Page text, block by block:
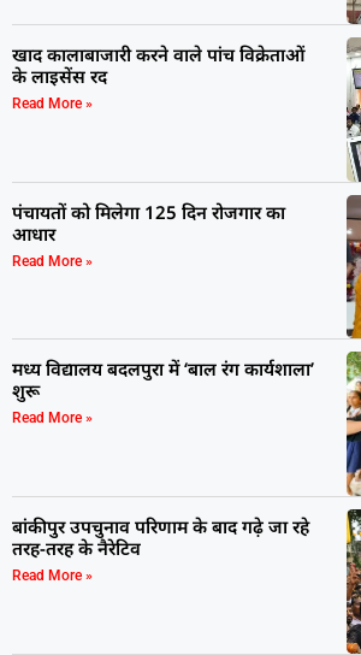
खाद कालाबाजारी करने वाले पांच विक्रेताओं
के लाइसेंस रद
Read More »
पंचायतों को मिलेगा 125 दिन रोजगार का
आधार
Read More »
मध्य विद्यालय बदलपुरा में ‘बाल रंग कार्यशाला’
शुरू
Read More »
बांकीपुर उपचुनाव परिणाम के बाद गढ़े जा रहे
तरह-तरह के नैरेटिव
Read More »